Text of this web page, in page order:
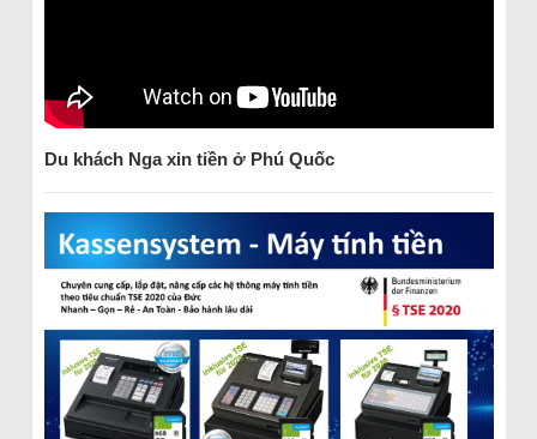
Du khách Nga xin tiền ở Phú Quốc